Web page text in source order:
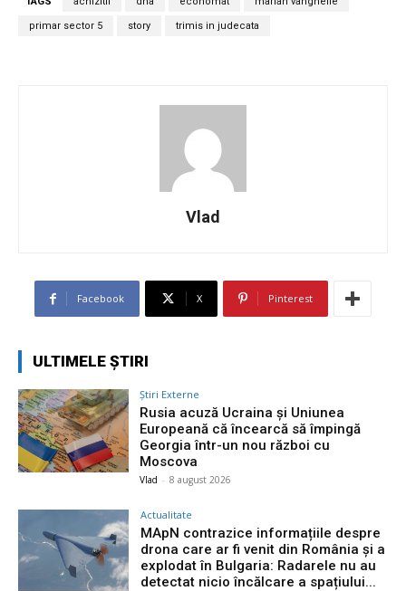
primar sector 5 story trimis in judecata
Vlad
Facebook X Pinterest
ULTIMELE ȘTIRI
Știri Externe
Rusia acuză Ucraina și Uniunea
Europeană că încearcă să împingă
Georgia într-un nou război cu
Moscova
Vlad - 8 august 2026
Actualitate
MApN contrazice informațiile despre
drona care ar fi venit din România și a
explodat în Bulgaria: Radarele nu au
detectat nicio încălcare a spațiului...